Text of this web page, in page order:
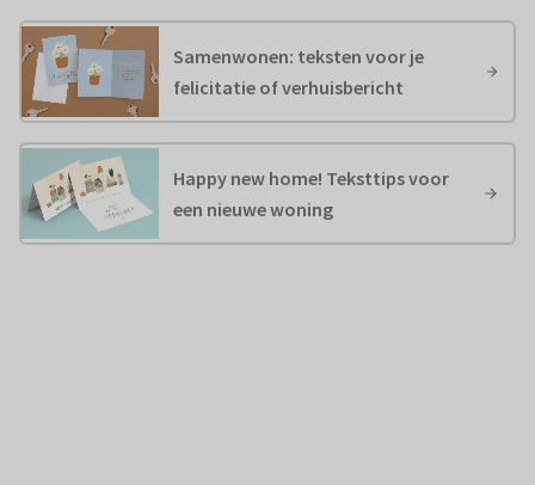
Samenwonen: teksten voor je
felicitatie of verhuisbericht
Happy new home! Teksttips voor
een nieuwe woning